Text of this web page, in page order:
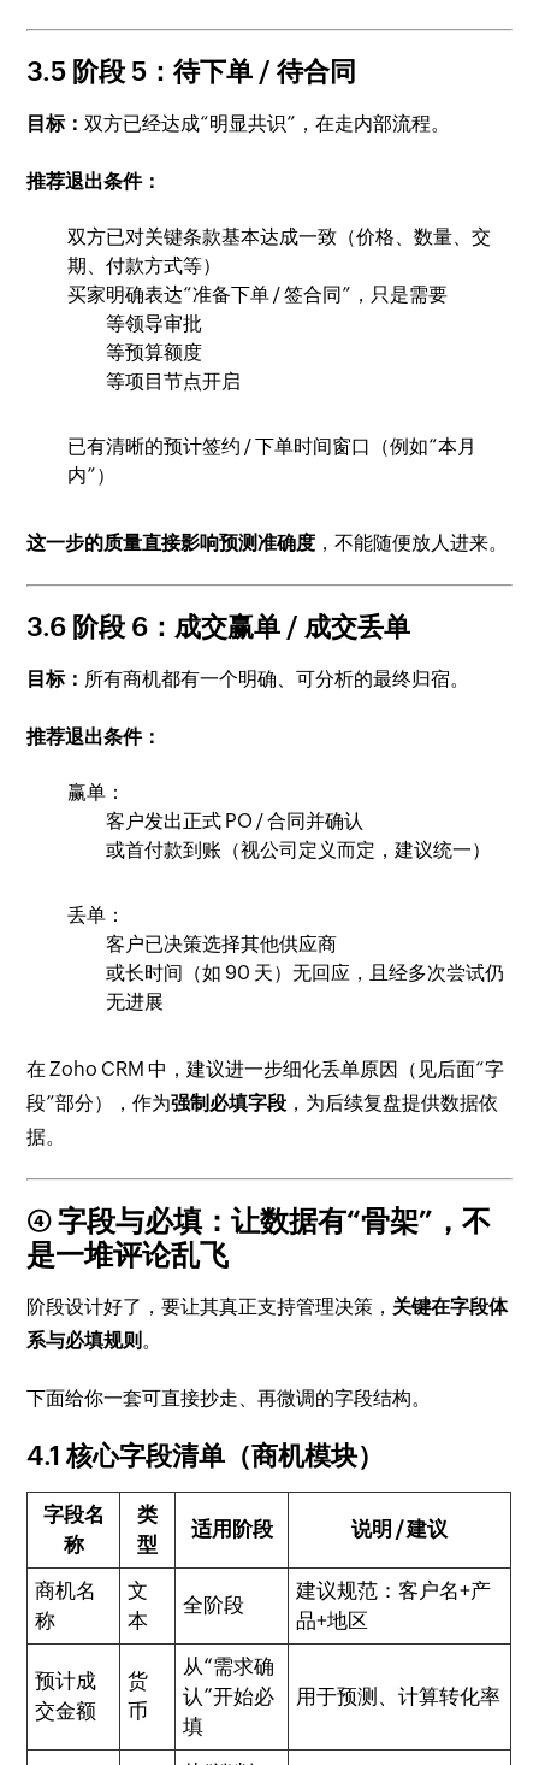
3.5 阶段 5：待下单 / 待合同
目标：双方已经达成“明显共识”，在走内部流程。
推荐退出条件：
双方已对关键条款基本达成一致（价格、数量、交
期、付款方式等）
买家明确表达“准备下单 / 签合同”，只是需要
等领导审批
等预算额度
等项目节点开启
已有清晰的预计签约 / 下单时间窗口（例如“本月
内”）
这一步的质量直接影响预测准确度 ，不能随便放人进来。
3.6 阶段 6：成交赢单 / 成交丢单
目标： 所有商机都有一个明确、可分析的最终归宿。
推荐退出条件：
赢单：
客户发出正式 PO / 合同并确认
或首付款到账（视公司定义而定，建议统一）
丢单：
客户已决策选择其他供应商
或长时间（如 90 天）无回应，且经多次尝试仍
无进展
在 Zoho CRM 中，建议进一步细化丢单原因（见后面“字
段”部分），作为强制必填字段 ，为后续复盘提供数据依
据。
④ 字段与必填：让数据有“骨架”，不
是一堆评论乱飞
阶段设计好了，要让其真正支持管理决策， 关键在字段体
系与必填规则 。
下面给你一套可直接抄走、再微调的字段结构。
4.1 核心字段清单（商机模块）
字段名
称
类
型
适用阶段 说明 / 建议
商机名
称
文
本
全阶段
建议规范：客户名+产
品+地区
预计成
交金额
货
币
从“需求确
认”开始必
填
用于预测、计算转化率